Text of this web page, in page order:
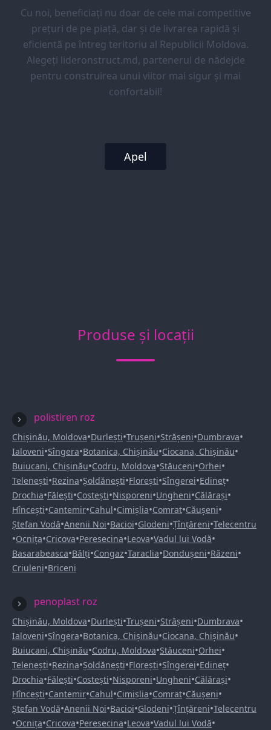
Cu noi, beneficiați nu doar de cele mai competitive
prețuri de pe piață, dar și de livrarea rapidă și
eficientă pe întreg teritoriu al Republicii Moldova.
Alegeți lideronstruct.md, partenerul de nădejde
pentru construirea unui viitor mai sigur și mai
confortabil!
Apel
Produse și locații
polistiren roz
Chișinău, Moldova•Durlești•Trușeni•Strășeni•Dumbrava•
Ialoveni•Sîngera•Botanica, Chișinău•Ciocana, Chișinău•
Buiucani, Chișinău•Codru, Moldova•Stăuceni•Orhei•
Telenești•Rezina•Șoldănești•Florești•Sîngerei•Edineț•
Drochia•Fălești•Costești•Nisporeni•Ungheni•Călărași•
Hîncești•Cantemir•Cahul•Cimișlia•Comrat•Căușeni•
Ștefan Vodă•Anenii Noi•Bacioi•Glodeni•Țînțăreni•Telecentru
•Ocnița•Cricova•Peresecina•Leova•Vadul lui Vodă•
Basarabeasca•Bălți•Congaz•Taraclia•Dondușeni•Răzeni•
Criuleni•Briceni
penoplast roz
Chișinău, Moldova•Durlești•Trușeni•Strășeni•Dumbrava•
Ialoveni•Sîngera•Botanica, Chișinău•Ciocana, Chișinău•
Buiucani, Chișinău•Codru, Moldova•Stăuceni•Orhei•
Telenești•Rezina•Șoldănești•Florești•Sîngerei•Edineț•
Drochia•Fălești•Costești•Nisporeni•Ungheni•Călărași•
Hîncești•Cantemir•Cahul•Cimișlia•Comrat•Căușeni•
Ștefan Vodă•Anenii Noi•Bacioi•Glodeni•Țînțăreni•Telecentru
•Ocnița•Cricova•Peresecina•Leova•Vadul lui Vodă•